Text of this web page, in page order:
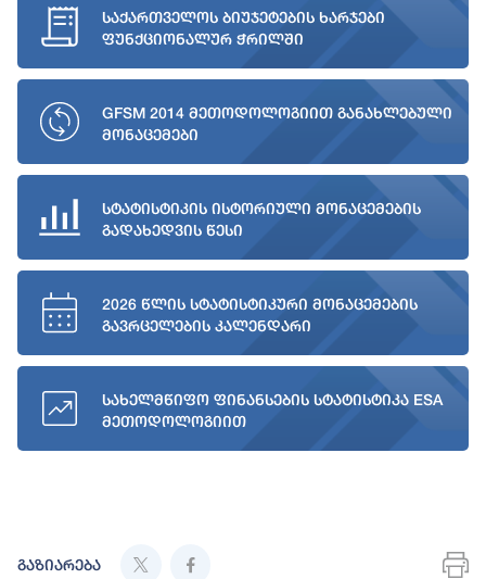
საქართველოს ბიუჯეტების ხარჯები
ფუნქციონალურ ჭრილში
GFSM 2014 მეთოდოლოგიით განახლებული
მონაცემები
სტატისტიკის ისტორიული მონაცემების
გადახედვის წესი
2026 წლის სტატისტიკური მონაცემების
გავრცელების კალენდარი
სახელმწიფო ფინანსების სტატისტიკა ESA
მეთოდოლოგიით
გაზიარება